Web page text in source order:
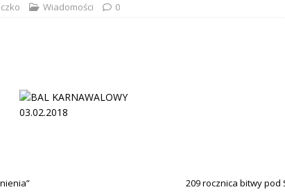
Wiadomości 0
209 rocznica bitwy pod